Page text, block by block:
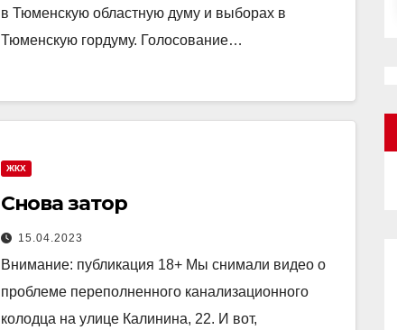
в Тюменскую областную думу и выборах в
Тюменскую гордуму. Голосование…
ЖКХ
Снова затор
15.04.2023
Внимание: публикация 18+ Мы снимали видео о
проблеме переполненного канализационного
колодца на улице Калинина, 22. И вот,